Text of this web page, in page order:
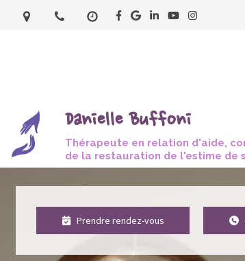
Danielle Buffoni
Thérapeute en relation d'aide,
de la restauration de l'estime de
Prendre rendez-vous